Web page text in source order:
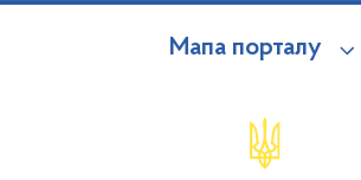
Мапа порталу